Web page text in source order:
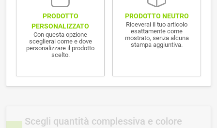
PRODOTTO
PERSONALIZZATO
Con questa opzione
sceglierai come e dove
personalizzare il prodotto
scelto.
PRODOTTO NEUTRO
Riceverai il tuo articolo
esattamente come
mostrato, senza alcuna
stampa aggiuntiva.
Scegli quantità complessiva e colore